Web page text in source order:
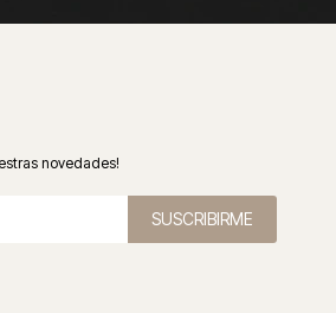
novedades!
SUSCRIBIRME